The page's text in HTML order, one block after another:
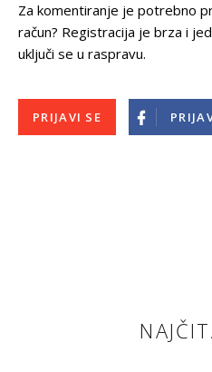
Za komentiranje je potrebno
račun? Registracija je brza i
uključi se u raspravu.
PRIJAVI SE